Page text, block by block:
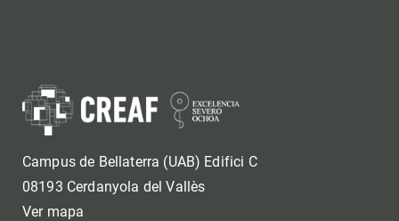
Campus de Bellaterra (UAB) Edifici C
08193 Cerdanyola del Vallès
Ver mapa